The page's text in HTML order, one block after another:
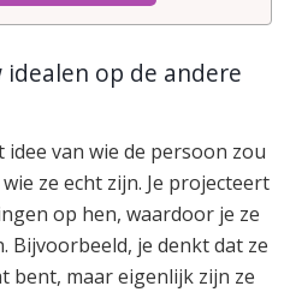
op de andere
van wie de persoon zou
ze echt zijn. Je projecteert
op hen, waardoor je ze
Bijvoorbeeld, je denkt dat ze
bent, maar eigenlijk zijn ze